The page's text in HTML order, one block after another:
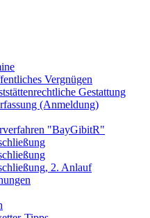
Vergnügen
Gestattung
(Anmeldung)
"BayGibitR"
2. Anlauf